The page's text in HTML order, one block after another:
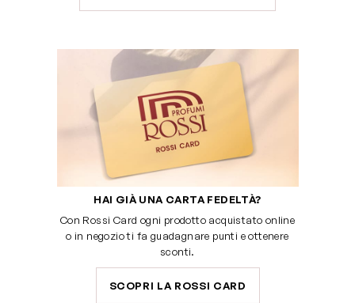
HAI GIÀ UNA CARTA FEDELTÀ?
Con Rossi Card ogni prodotto acquistato online
o in negozio ti fa guadagnare punti e ottenere
sconti.
SCOPRI LA ROSSI CARD